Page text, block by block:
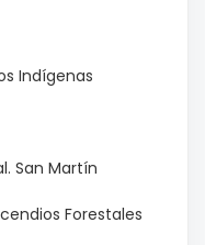
Indígenas
San Martín
Forestales